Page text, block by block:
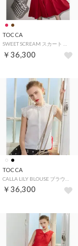
TOCCA
￥36,300
TOCCA
￥36,300